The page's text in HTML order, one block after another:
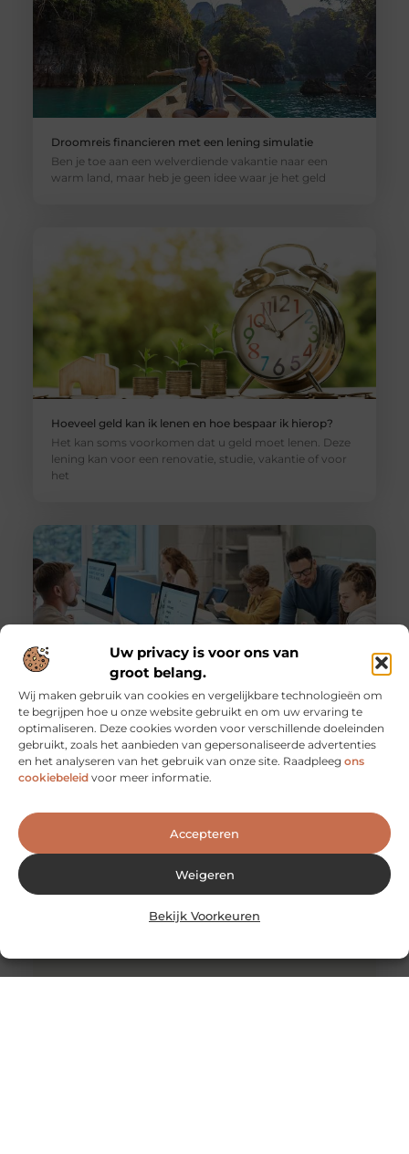
Uw privacy is voor ons van
groot belang.
Wij maken gebruik van cookies en vergelijkbare technologieën om
te begrijpen hoe u onze website gebruikt en om uw ervaring te
optimaliseren. Deze cookies worden voor verschillende doeleinden
gebruikt, zoals het aanbieden van gepersonaliseerde advertenties
en het analyseren van het gebruik van onze site. Raadpleeg ons
cookiebeleid voor meer informatie.
Accepteren
Weigeren
Bekijk Voorkeuren
Droomreis financieren met een lening simulatie
Ben je toe aan een welverdiende vakantie naar een
warm land, maar heb je geen idee waar je het geld
Hoeveel geld kan ik lenen en hoe bespaar ik hierop?
Het kan soms voorkomen dat u geld moet lenen. Deze
lening kan voor een renovatie, studie, vakantie of voor
het
Productiviteit op kantoor verhogen met mobiele
verdampingskoeler
Als eigenaar van een bedrijf weet je als geen ander dat
een slechte maand pijn kan doen in de portemonnee.